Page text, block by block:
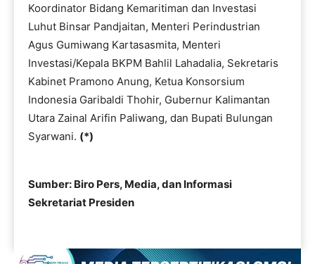
Koordinator Bidang Kemaritiman dan Investasi
Luhut Binsar Pandjaitan, Menteri Perindustrian
Agus Gumiwang Kartasasmita, Menteri
Investasi/Kepala BKPM Bahlil Lahadalia, Sekretaris
Kabinet Pramono Anung, Ketua Konsorsium
Indonesia Garibaldi Thohir, Gubernur Kalimantan
Utara Zainal Arifin Paliwang, dan Bupati Bulungan
Syarwani. (*)
Sumber: Biro Pers, Media, dan Informasi
Sekretariat Presiden